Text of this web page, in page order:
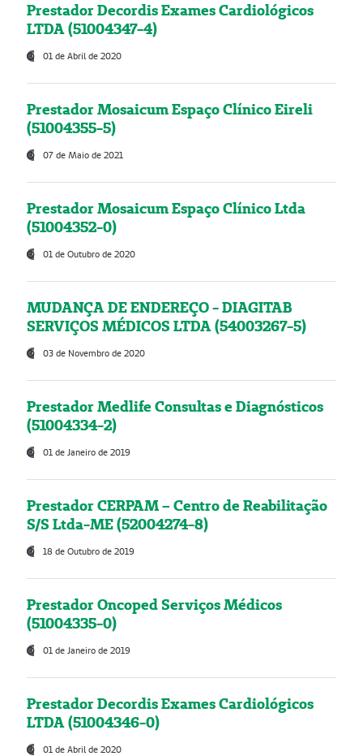
Prestador Decordis Exames Cardiológicos
LTDA (51004347-4)
01 de Abril de 2020
Prestador Mosaicum Espaço Clínico Eireli
(51004355-5)
07 de Maio de 2021
Prestador Mosaicum Espaço Clínico Ltda
(51004352-0)
01 de Outubro de 2020
MUDANÇA DE ENDEREÇO - DIAGITAB
SERVIÇOS MÉDICOS LTDA (54003267-5)
03 de Novembro de 2020
Prestador Medlife Consultas e Diagnósticos
(51004334-2)
01 de Janeiro de 2019
Prestador CERPAM – Centro de Reabilitação
S/S Ltda-ME (52004274-8)
18 de Outubro de 2019
Prestador Oncoped Serviços Médicos
(51004335-0)
01 de Janeiro de 2019
Prestador Decordis Exames Cardiológicos
LTDA (51004346-0)
01 de Abril de 2020